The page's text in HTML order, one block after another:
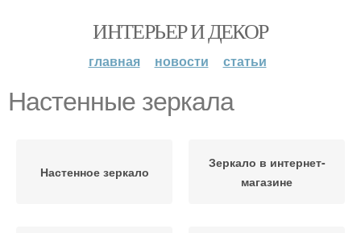
ИНТЕРЬЕР И ДЕКОР
главная новости статьи
Настенные зеркала
Настенное зеркало
Зеркало в интернет-
магазине